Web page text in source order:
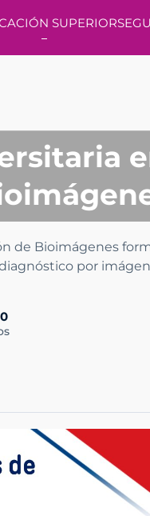
SUPERIOR
de Bioimágenes
por
0